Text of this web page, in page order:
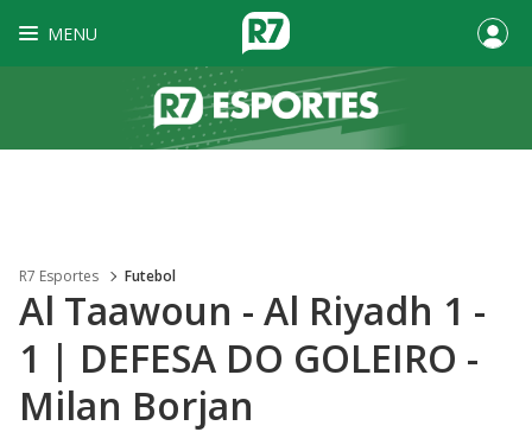
MENU
R7 Esportes Futebol
Al Taawoun - Al Riyadh 1 -
1 | DEFESA DO GOLEIRO -
Milan Borjan